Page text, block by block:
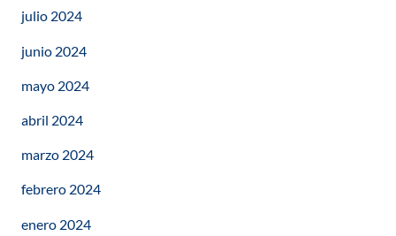
julio 2024
junio 2024
mayo 2024
abril 2024
marzo 2024
febrero 2024
enero 2024